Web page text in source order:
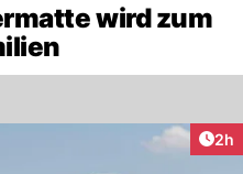
wird zum
2h